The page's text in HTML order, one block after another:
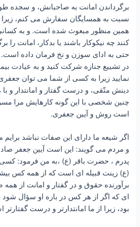
برگرداندن امانت به صاحبانش، و سجده
نسبت به همسايگان سفارش می کنم،
همين منظور مبعوث شده است. و به
کنند چه نيكوكار باشند يا بدكار، امانت را
حتى به اداى سوزن و نخ فرمان داده است.
در تشييع جنازه شركت كنيد و به عيادت
نماييد زيرا به كسى از شما مى‏ توان
دينش متّقى، و درست گفتار و امانتدار و
چنين شخصى با اين گونه كارهايش مرا
است روش و آيين جعفرى.
اگر شيعه ما داراى اين صفات نباشد برايم
و مردم می گویند: اين است آيين جعفر
پدرم ، حضرت باقر (ع) ،به من فرمود:
(ع) زينت قبيله‏ اى است كه از همه كس
برآورنده حقوق و در گفتار و امانت از همه
اى كه اگر از هر كس در باره او سؤال شود
بود، زيرا از ما امانتدارتر و درست